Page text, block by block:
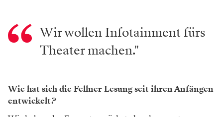
Wir wollen Infotainment fürs
Theater machen."
Wie hat sich die Fellner Lesung seit ihren Anfängen
entwickelt?